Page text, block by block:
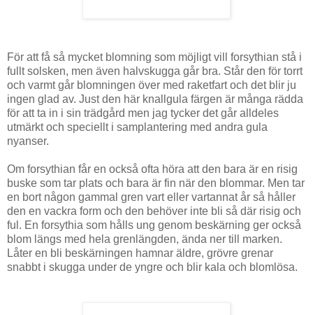
För att få så mycket blomning som möjligt vill forsythian stå i
fullt solsken, men även halvskugga går bra. Står den för torrt
och varmt går blomningen över med raketfart och det blir ju
ingen glad av. Just den här knallgula färgen är många rädda
för att ta in i sin trädgård men jag tycker det går alldeles
utmärkt och speciellt i samplantering med andra gula
nyanser.
Om forsythian får en också ofta höra att den bara är en risig
buske som tar plats och bara är fin när den blommar. Men tar
en bort någon gammal gren vart eller vartannat år så håller
den en vackra form och den behöver inte bli så där risig och
ful. En forsythia som hålls ung genom beskärning ger också
blom längs med hela grenlängden, ända ner till marken.
Låter en bli beskärningen hamnar äldre, grövre grenar
snabbt i skugga under de yngre och blir kala och blomlösa.